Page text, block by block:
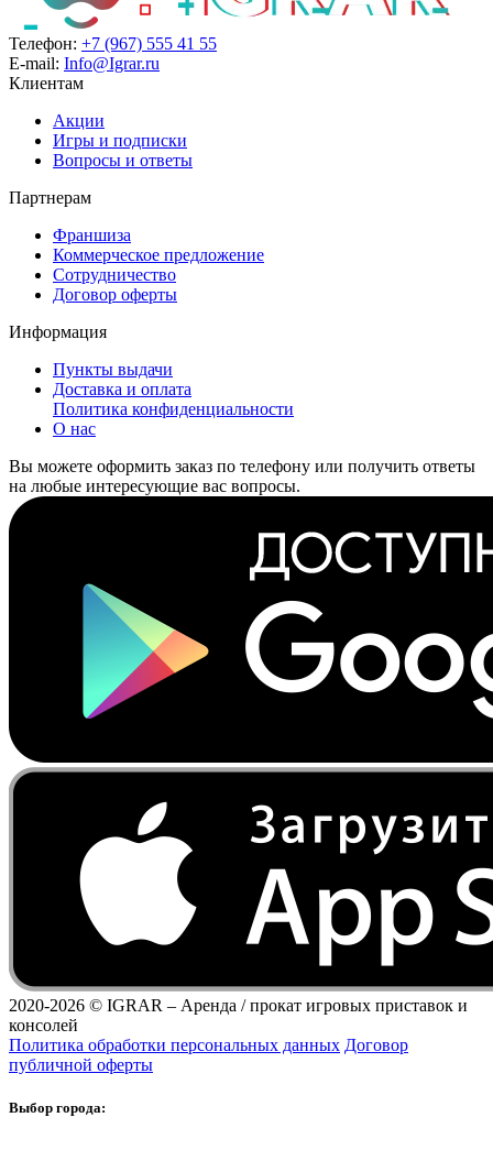
Телефон: +7 (967) 555 41 55
E-mail: Info@Igrar.ru
Клиентам
Акции
Игры и подписки
Вопросы и ответы
Партнерам
Франшиза
Коммерческое предложение
Сотрудничество
Договор оферты
Информация
Пункты выдачи
Доставка и оплата
Политика конфиденциальности
О нас
Вы можете оформить заказ по телефону или получить ответы
на любые интересующие вас вопросы.
2020-2026 © IGRAR – Аренда / прокат игровых приставок и
консолей
Политика обработки персональных данных Договор
публичной оферты
Выбор города: